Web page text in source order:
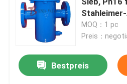
MOQ：1 pc
Preis：
Bestpreis